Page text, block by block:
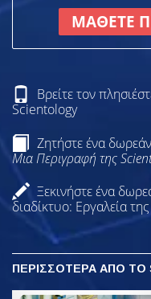
ΜΑΘΕΤΕ
Βρείτε τον
Scientology
Ζητήστε ένα
Μια Περιγραφή της
Ξεκινήστε ένα
διαδίκτυο: Εργαλεία
ΠΕΡΙΣΣΟΤΕΡΑ ΑΠΟ ΤΟ